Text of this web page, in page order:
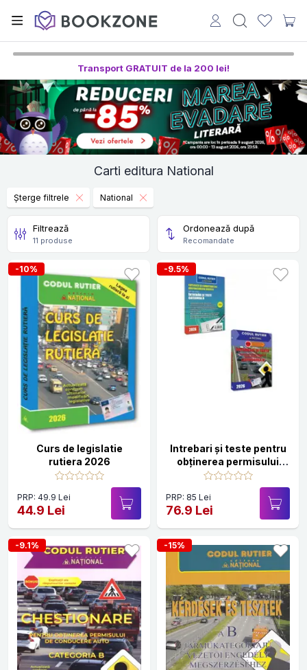
Transport GRATUIT de la 200 lei!
Carti editura National
Șterge filtrele National
Filtrează
11 produse
Ordonează după
Recomandate
-10%
Curs de legislatie
rutiera 2026
PRP: 49.9 Lei
44.9 Lei
-9.5%
Intrebari și teste pentru
obținerea permisului
auto categoria B - editia
PRP: 85 Lei
76.9 Lei
-9.1% -15%